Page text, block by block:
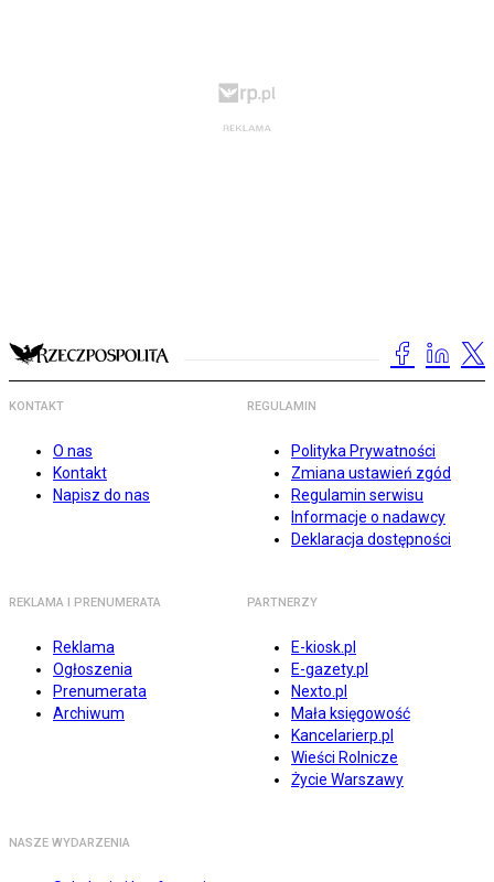
KONTAKT
O nas
Kontakt
Napisz do nas
REGULAMIN
Polityka Prywatności
Zmiana ustawień zgód
Regulamin serwisu
Informacje o nadawcy
Deklaracja dostępności
REKLAMA I PRENUMERATA
Reklama
Ogłoszenia
Prenumerata
Archiwum
PARTNERZY
E-kiosk.pl
E-gazety.pl
Nexto.pl
Mała księgowość
Kancelarierp.pl
Wieści Rolnicze
Życie Warszawy
NASZE WYDARZENIA